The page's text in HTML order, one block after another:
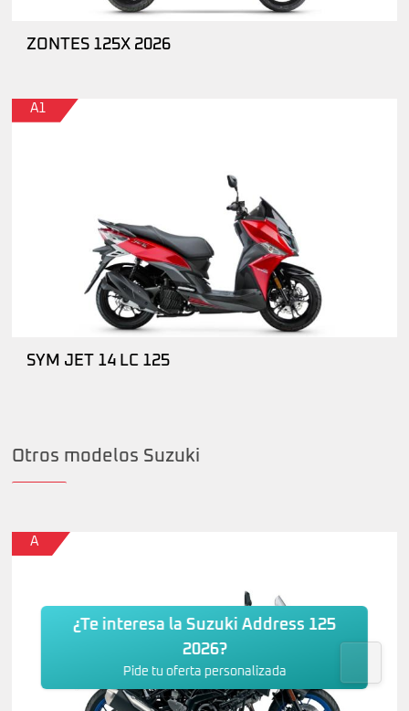
ZONTES 125X 2026
A1
SYM JET 14 LC 125
Otros modelos Suzuki
A
¿Te interesa la Suzuki Address 125
2026?
Pide tu oferta personalizada